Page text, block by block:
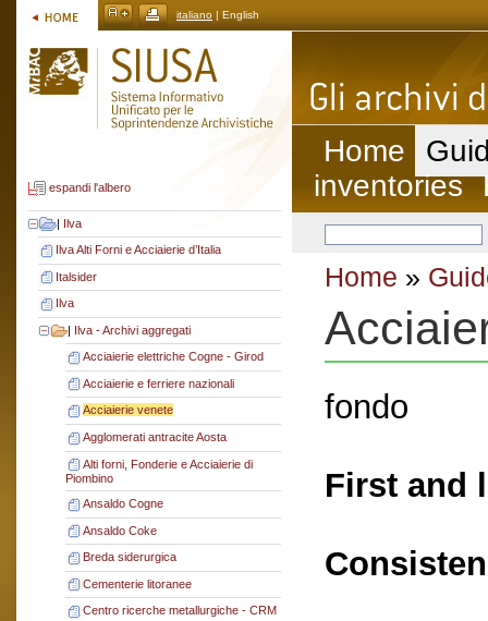
italiano | English
espandi l'albero
| Ilva
Ilva Alti Forni e Acciaierie d’Italia
Italsider
Ilva
| Ilva - Archivi aggregati
Acciaierie elettriche Cogne - Girod
Acciaierie e ferriere nazionali
Acciaierie venete
Agglomerati antracite Aosta
Alti forni, Fonderie e Acciaierie di
Piombino
Ansaldo Cogne
Ansaldo Coke
Breda siderurgica
Cementerie litoranee
Centro ricerche metallurgiche - CRM
Home
inventories
Home »
fondo
First and